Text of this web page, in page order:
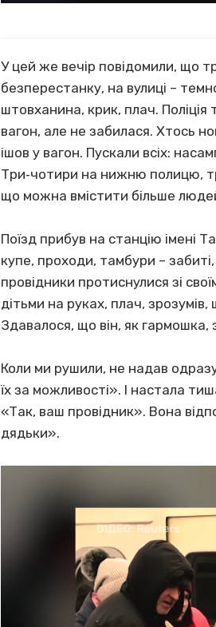
У цей же вечір повідомили, що
безперестанку, на вулиці –
штовханина, крик, плач.
вагон, але не забилася. Хтось
ішов у вагон. Пускали всіх:
Три‐чотири на нижню полицю,
що можна вмістити більше
Поїзд прибув на станцію імені
купе, проходи, тамбури –
провідники протиснулися зі
дітьми на руках, плач,
Здавалося, що він, як гармошка,
Коли ми рушили, не надав
їх за можливості». І настала
«Так, ваш провідник». Вона
дядьки».